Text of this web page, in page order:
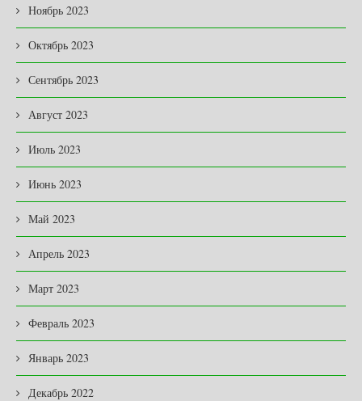
Ноябрь 2023
Октябрь 2023
Сентябрь 2023
Август 2023
Июль 2023
Июнь 2023
Май 2023
Апрель 2023
Март 2023
Февраль 2023
Январь 2023
Декабрь 2022